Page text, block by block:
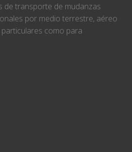
de transporte de mudanzas
por medio terrestre, aéreo
como para